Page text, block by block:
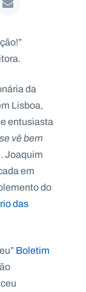
da
Lisboa,
e entusiasta
vê bem
Joaquim
em
do
das
Boletim